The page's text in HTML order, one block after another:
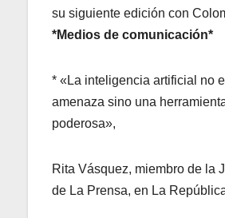
su siguiente edición con
*Medios de comunicación*
* «La inteligencia artificial no
amenaza sino una
poderosa»,
Rita Vásquez, miembro de la
de La Prensa, en La